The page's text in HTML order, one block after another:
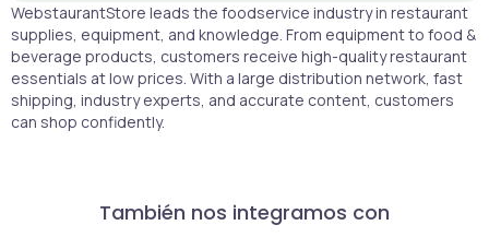
WebstaurantStore leads the foodservice industry in restaurant
supplies, equipment, and knowledge. From equipment to food &
beverage products, customers receive high-quality restaurant
essentials at low prices. With a large distribution network, fast
shipping, industry experts, and accurate content, customers
can shop confidently.
También nos integramos con